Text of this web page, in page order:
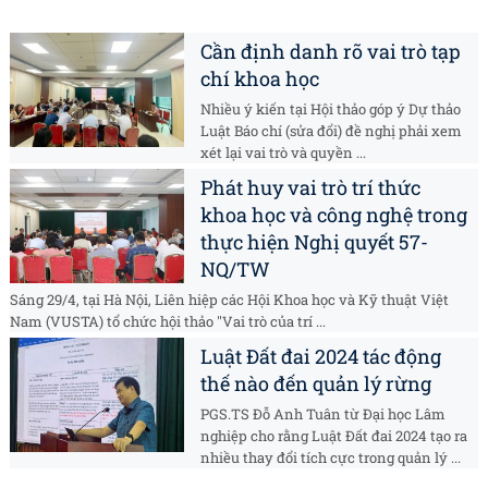
Cần định danh rõ vai trò tạp
chí khoa học
Nhiều ý kiến tại Hội thảo góp ý Dự thảo
Luật Báo chí (sửa đổi) đề nghị phải xem
xét lại vai trò và quyền ...
Phát huy vai trò trí thức
khoa học và công nghệ trong
thực hiện Nghị quyết 57-
NQ/TW
Sáng 29/4, tại Hà Nội, Liên hiệp các Hội Khoa học và Kỹ thuật Việt
Nam (VUSTA) tổ chức hội thảo "Vai trò của trí ...
Luật Đất đai 2024 tác động
thế nào đến quản lý rừng
PGS.TS Đỗ Anh Tuân từ Đại học Lâm
nghiệp cho rằng Luật Đất đai 2024 tạo ra
nhiều thay đổi tích cực trong quản lý ...